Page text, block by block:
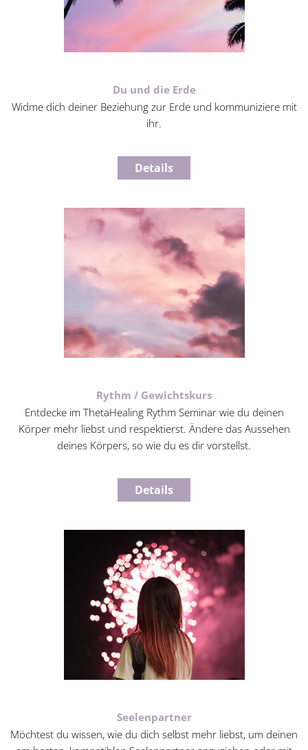
Du und die Erde
Widme dich deiner Beziehung zur Erde und kommuniziere mit
ihr.
Details
Rythm / Gewichtskurs
Entdecke im ThetaHealing Rythm Seminar wie du deinen
Körper mehr liebst und respektierst. Ändere das Aussehen
deines Körpers, so wie du es dir vorstellst.
Details
Seelenpartner
Möchtest du wissen, wie du dich selbst mehr liebst, um deinen